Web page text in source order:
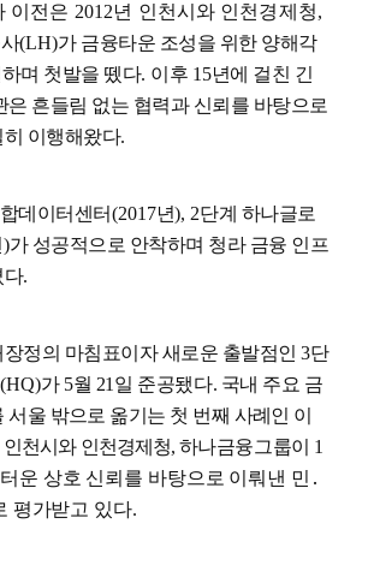
이전은 2012년 인천시와 인천경제청,
사(LH)가 금융타운 조성을 위한 양해각
며 첫발을 뗐다. 이후 15년에 걸친 긴
은 흔들림 없는 협력과 신뢰를 바탕으로
이행해왔다.
데이터센터(2017년), 2단계 하나글로
)가 성공적으로 안착하며 청라 금융 인프
다.
정의 마침표이자 새로운 출발점인 3단
(HQ)가 5월 21 일 준공됐다. 국내 주요 금
서울 밖으로 옮기는 첫 번째 사례인 이
인천시와 인천경제청, 하나금융그룹이 1
운 상호 신뢰를 바탕으로 이뤄낸 민 ․
평가받고 있다.